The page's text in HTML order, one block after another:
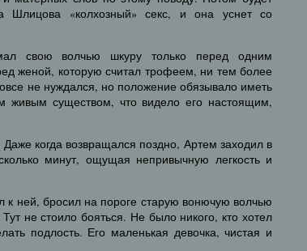
Шлицова «колхозный» секс, и она уснет со
свою волчью шкуру только перед одним
женой, которую считал трофеем, ни тем более
не нуждался, но положение обязывало иметь
живым существом, что видело его настоящим,
когда возвращался поздно, Артем заходил в
минут, ощущая непривычную легкость и
ней, бросил на пороге старую вонючую волчью
не стоило бояться. Не было никого, кто хотел
подлость. Его маленькая девочка, чистая и